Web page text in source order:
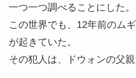
一つ一つ調べることにした。
この世界でも、12年前のム
が起きていた。
その犯人は、ドウォンの父親